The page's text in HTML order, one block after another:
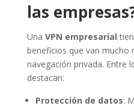
las
Una VPN empresarial
beneficios que van mucho
navegación privada. Entre
destacan:
Protección de datos: